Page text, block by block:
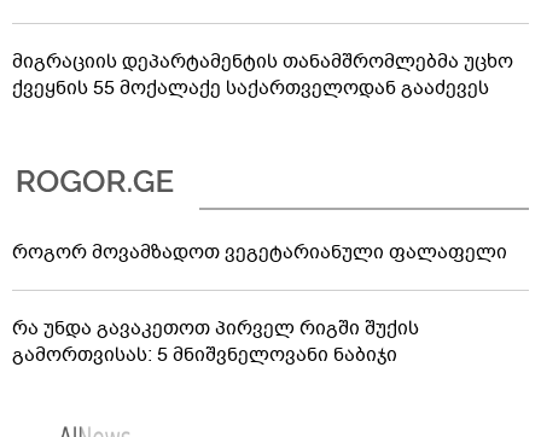
მიგრაციის დეპარტამენტის თანამშრომლებმა უცხო
ქვეყნის 55 მოქალაქე საქართველოდან გააძევეს
როგორ მოვამზადოთ ვეგეტარიანული ფალაფელი
რა უნდა გავაკეთოთ პირველ რიგში შუქის
გამორთვისას: 5 მნიშვნელოვანი ნაბიჯი